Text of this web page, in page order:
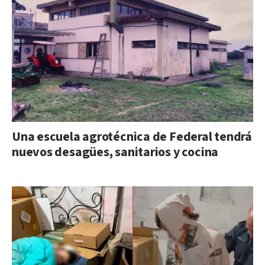
Una escuela agrotécnica de Federal tendrá
nuevos desagües, sanitarios y cocina